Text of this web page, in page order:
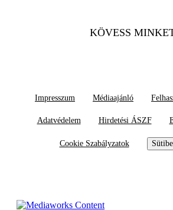
KÖVESS
Impresszum Médiaajánló
Adatvédelem Hirdetési ÁSZF
Cookie Szabályzatok